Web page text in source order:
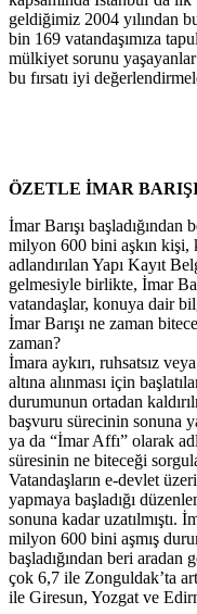
geldiğimiz 2004 yılından
bin 169 vatandaşımıza
mülkiyet sorunu
bu fırsatı iyi
ÖZETLE İMAR
İmar Barışı başladığından
milyon 600 bini aşkın kişi,
adlandırılan Yapı Kayıt
gelmesiyle birlikte, İmar
vatandaşlar, konuya dair
İmar Barışı ne zaman
zaman?
İmara aykırı, ruhsatsız
altına alınması için
durumunun ortadan
başvuru sürecinin sonuna
ya da “İmar Affı” olarak
süresinin ne biteceği
Vatandaşların e-devlet
yapmaya başladığı
sonuna kadar uzatılmıştı.
milyon 600 bini aşmış
başladığından beri aradan
çok 6,7 ile Zonguldak’ta
ile Giresun, Yozgat ve